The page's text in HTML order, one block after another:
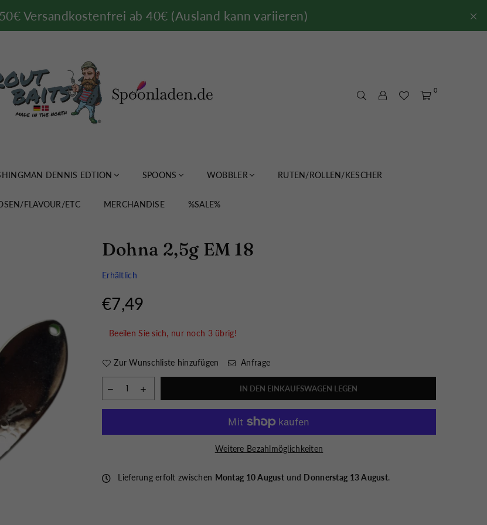
Versandkostenfrei ab 40€ (Ausland kann variieren)
0
DENNIS EDTION SPOONS WOBBLER RUTEN/ROLLEN/KESCHER
FLAVOUR/ETC MERCHANDISE %SALE%
Dohna 2,5g EM 18
Erhältlich
Normaler
€7,49
Beeilen Sie sich, nur noch 3übrig!
Zur Wunschliste hinzufügen Anfrage
IN DEN EINKAUFSWAGEN LEGEN
Weitere Bezahlmöglichkeiten
Lieferung erfolt zwischen Montag 10 August und Donnerstag 13 August.